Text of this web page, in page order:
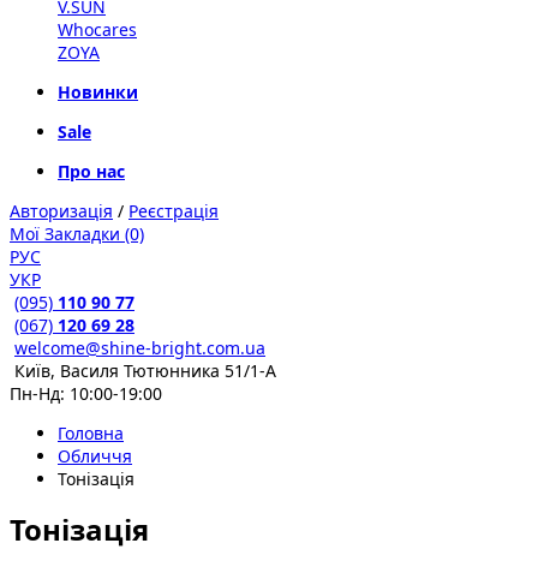
V.SUN
Whocares
ZOYA
Новинки
Sale
Про нас
Авторизація / Реєстрація
Мої Закладки (0)
РУС
УКР
(095) 110 90 77
(067) 120 69 28
welcome@shine-bright.com.ua
Київ, Василя Тютюнника 51/1-А
Пн-Нд: 10:00-19:00
Головна
Обличчя
Тонізація
Тонізація